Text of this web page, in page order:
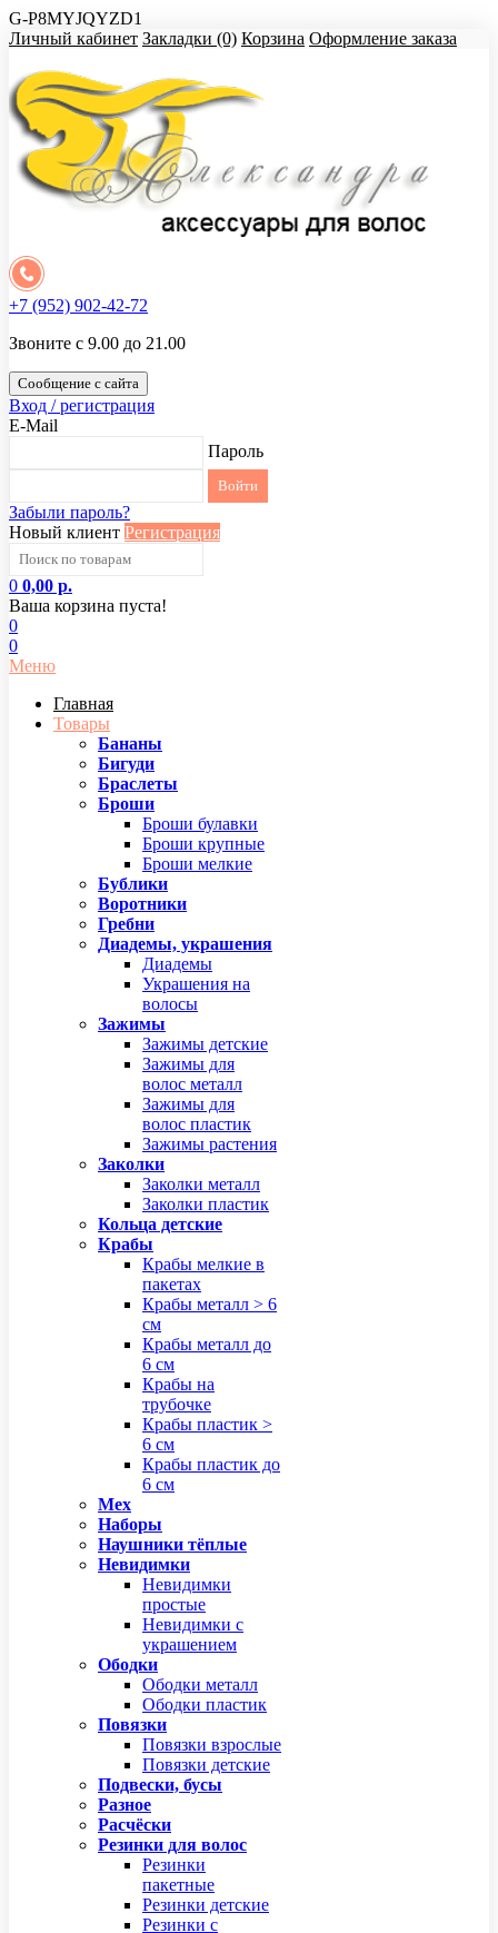
G-P8MYJQYZD1
Личный кабинет Закладки (0) Корзина Оформление заказа
+7 (952) 902-42-72
Звоните с 9.00 до 21.00
Сообщение с сайта
Вход / регистрация
E-Mail
Пароль
Забыли пароль?
Новый клиент Регистрация
0 0,00 р.
Ваша корзина пуста!
0
0
Меню
Главная
Товары
Бананы
Бигуди
Браслеты
Броши
Броши булавки
Броши крупные
Броши мелкие
Бублики
Воротники
Гребни
Диадемы, украшения
Диадемы
Украшения на
волосы
Зажимы
Зажимы детские
Зажимы для
волос металл
Зажимы для
волос пластик
Зажимы растения
Заколки
Заколки металл
Заколки пластик
Кольца детские
Крабы
Крабы мелкие в
пакетах
Крабы металл > 6
см
Крабы металл до
6 см
Крабы на
трубочке
Крабы пластик >
6 см
Крабы пластик до
6 см
Мех
Наборы
Наушники тёплые
Невидимки
Невидимки
простые
Невидимки с
украшением
Ободки
Ободки металл
Ободки пластик
Повязки
Повязки взрослые
Повязки детские
Подвески, бусы
Разное
Расчёски
Резинки для волос
Резинки
пакетные
Резинки детские
Резинки с